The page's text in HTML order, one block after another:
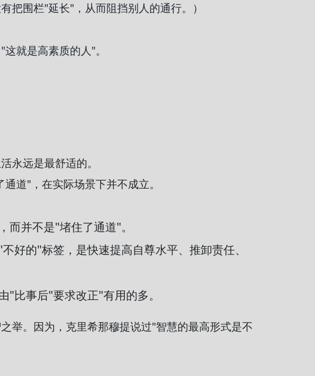
把围栏"延长"，从而阻挡别人的通行。）
就是高素质的人"。
永远是最舒适的。
道"，在实际场景下并不成立。
并不是"堵住了通道"。
好的"标签，是快速提高自尊水平、推卸责任、
比事后"要求改正"有用的多。
举。因为，克里希那穆提说过"智慧的最高形式是不